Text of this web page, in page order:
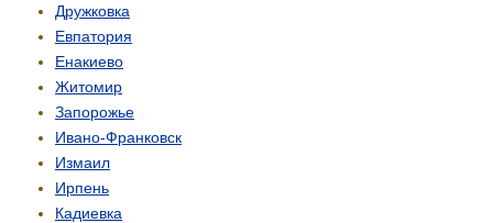
Дружковка
Евпатория
Енакиево
Житомир
Запорожье
Ивано-Франковск
Измаил
Ирпень
Кадиевка